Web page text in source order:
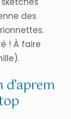
des
! À faire